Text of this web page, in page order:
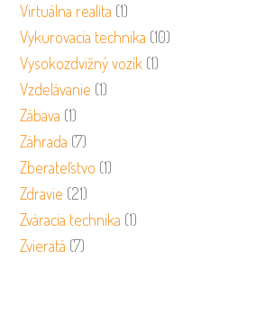
Virtuálna realita (1)
Vykurovacia technika (10)
Vysokozdvižný vozík (1)
Vzdelávanie (1)
Zábava (1)
Záhrada (7)
Zberateľstvo (1)
Zdravie (21)
Zváracia technika (1)
Zvieratá (7)